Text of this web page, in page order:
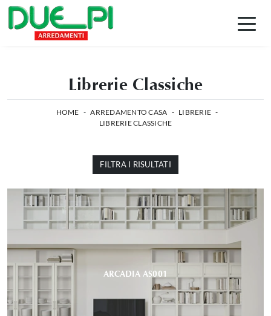
Librerie Classiche
HOME - ARREDAMENTO CASA - LIBRERIE -
LIBRERIE CLASSICHE
FILTRA I RISULTATI
ARCADIA AS001